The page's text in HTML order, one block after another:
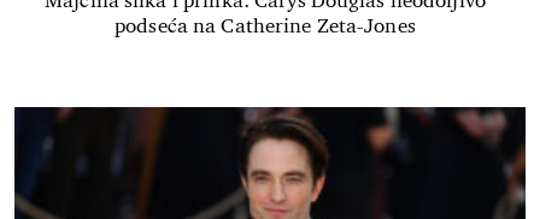
podseća na Catherine Zeta-Jones